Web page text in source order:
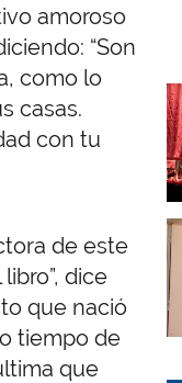
amoroso
“Son
como lo
casas.
con tu
de este
dice
que nació
tiempo de
que